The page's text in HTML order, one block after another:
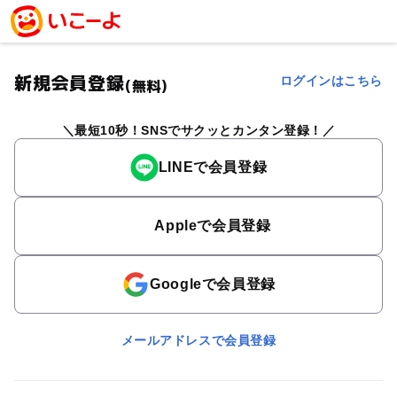
新規会員登録(無料) ログインはこちら
最短10秒！SNSでサクッとカンタン登録！
LINEで会員登録
Appleで会員登録
Googleで会員登録
メールアドレスで会員登録